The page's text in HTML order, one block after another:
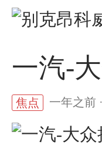
一汽-
焦点 一年之前